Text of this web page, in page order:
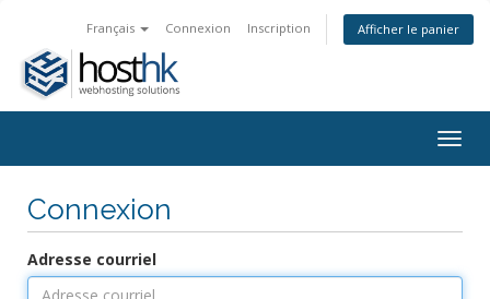
Français Connexion Inscription Afficher le panier
Connexion
Adresse courriel